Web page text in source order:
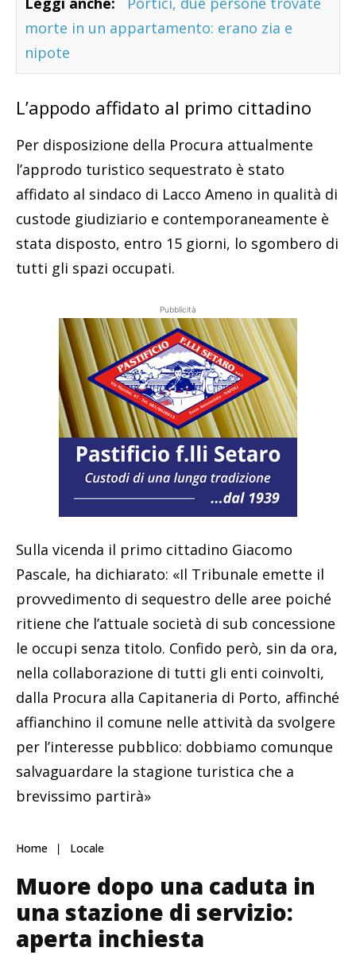
morte in un appartamento: erano zia e
nipote
L’appodo affidato al primo cittadino
Per disposizione della Procura attualmente
l’approdo turistico sequestrato è stato
affidato al sindaco di Lacco Ameno in qualità di
custode giudiziario e contemporaneamente è
stata disposto, entro 15 giorni, lo sgombero di
tutti gli spazi occupati.
Pubblicità
Sulla vicenda il primo cittadino Giacomo
Pascale, ha dichiarato: «Il Tribunale emette il
provvedimento di sequestro delle aree poiché
ritiene che l’attuale società di sub concessione
le occupi senza titolo. Confido però, sin da ora,
nella collaborazione di tutti gli enti coinvolti,
dalla Procura alla Capitaneria di Porto, affinché
affianchino il comune nelle attività da svolgere
per l’interesse pubblico: dobbiamo comunque
salvaguardare la stagione turistica che a
brevissimo partirà»
Home Locale
Muore dopo una caduta in
una stazione di servizio:
aperta inchiesta